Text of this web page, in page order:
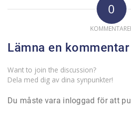
0
Lämna en kommentar
Want to join the discussion?
Dela med dig av dina synpunkter!
Du måste vara inloggad för att